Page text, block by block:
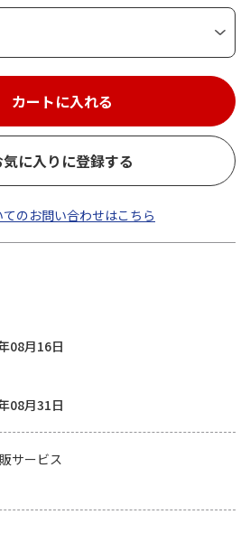
カートに入れる
気に入りに登録する
のお問い合わせはこちら
08月16日
08月31日
サービス